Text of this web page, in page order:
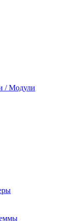
/ Модули